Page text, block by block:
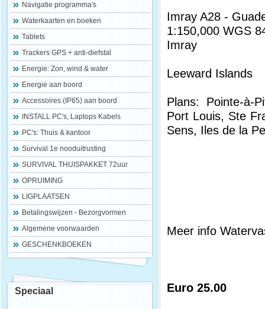
Navigatie programma's
Waterkaarten en boeken
Tablets
Trackers GPS + anti-diefstal
Energie: Zon, wind & water
Energie aan boord
Accessoires (IP65) aan boord
INSTALL PC's, Laptops Kabels
PC's: Thuis & kantoor
Survival 1e nooduitrusting
SURVIVAL THUISPAKKET 72uur
OPRUIMING
LIGPLAATSEN
Betalingswijzen - Bezorgvormen
Algemene voorwaarden
GESCHENKBOEKEN
Speciaal
Imray A28 -
1:150,000 WGS
Imray
Leeward Islands
Plans: Pointe-à-
Port Louis, Ste
Sens, Iles de la
Meer info
Euro 25.00